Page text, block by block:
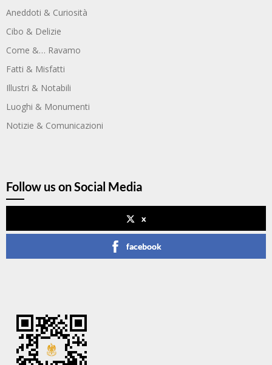
Aneddoti & Curiosità
Cibo & Delizie
Come &… Ravamo
Fatti & Misfatti
Illustri & Notabili
Luoghi & Monumenti
Notizie & Comunicazioni
Follow us on Social Media
x
facebook